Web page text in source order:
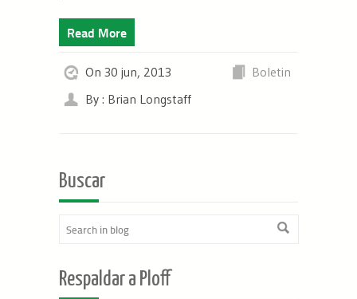
Read More
On 30 jun, 2013
Boletin
By : Brian Longstaff
Buscar
Respaldar a Ploff